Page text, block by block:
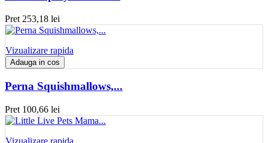
Pret 253,18 lei
Vizualizare rapida
Adauga in cos
Perna Squishmallows,...
Pret 100,66 lei
Vizualizare rapida